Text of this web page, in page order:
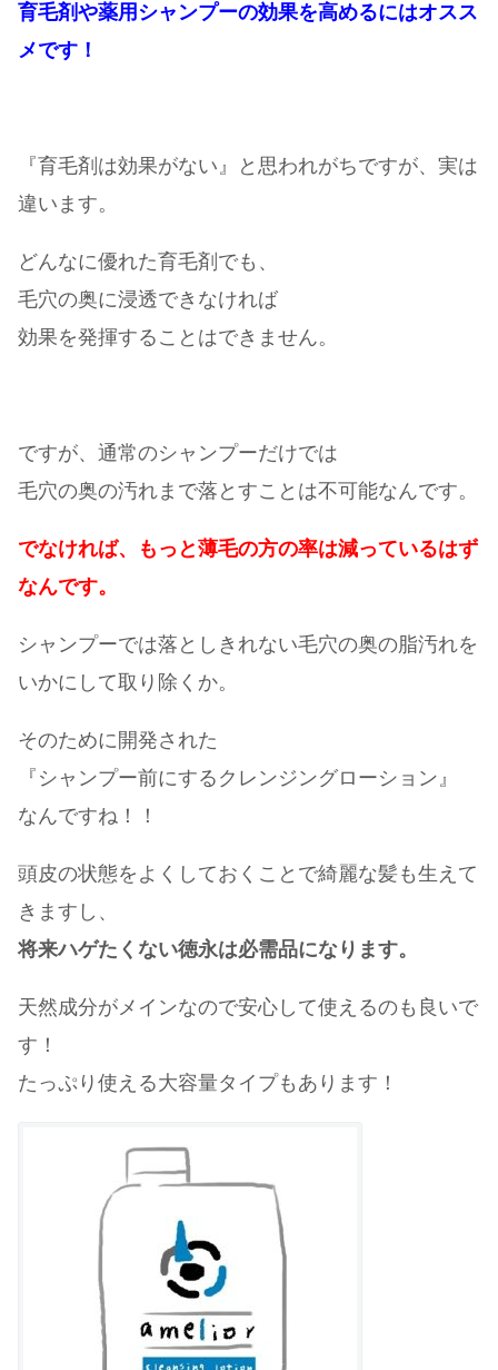
育毛剤や薬用シャンプーの効果を高めるにはオスス
メです！
『育毛剤は効果がない』と思われがちですが、実は
違います。
どんなに優れた育毛剤でも、
毛穴の奥に浸透できなければ
効果を発揮することはできません。
ですが、通常のシャンプーだけでは
毛穴の奥の汚れまで落とすことは不可能なんです。
でなければ、もっと薄毛の方の率は減っているはず
なんです。
シャンプーでは落としきれない毛穴の奥の脂汚れを
いかにして取り除くか。
そのために開発された
『シャンプー前にするクレンジングローション』
なんですね！！
頭皮の状態をよくしておくことで綺麗な髪も生えて
きますし、
将来ハゲたくない徳永は必需品になります。
天然成分がメインなので安心して使えるのも良いで
す！
たっぷり使える大容量タイプもあります！